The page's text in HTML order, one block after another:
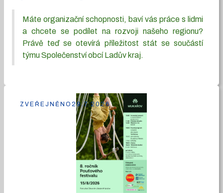
Máte organizační schopnosti, baví vás práce s lidmi
a chcete se podílet na rozvoji našeho regionu?
Právě teď se otevírá příležitost stát se součástí
týmu Společenství obcí Ladův kraj.
ZVEŘEJNĚNO 29.7.2026